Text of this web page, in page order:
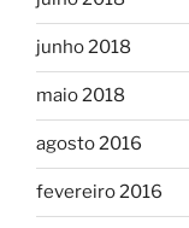
junho 2018
maio 2018
agosto 2016
fevereiro 2016